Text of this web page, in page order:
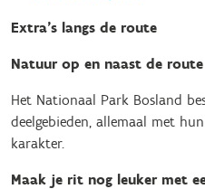
Extra’s langs de route
Natuur op en naast de route
Het Nationaal Park Bosland
deelgebieden, allemaal met
karakter.
Maak je rit nog leuker met